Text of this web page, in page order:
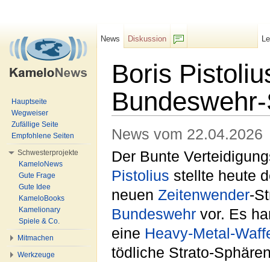
Boris
News vom 22.04.2026
Der Bunte
Pistolius stellte heute
neuen Zeitenwender-
Bundeswehr vor. Es
eine Heavy-Metal-
tödliche Strato-
News
Diskussion
Hauptseite
Wegweiser
Zufällige Seite
Empfohlene Seiten
Schwesterprojekte
KameloNews
Gute Frage
Gute Idee
KameloBooks
Kamelionary
Spiele & Co.
Mitmachen
Werkzeuge